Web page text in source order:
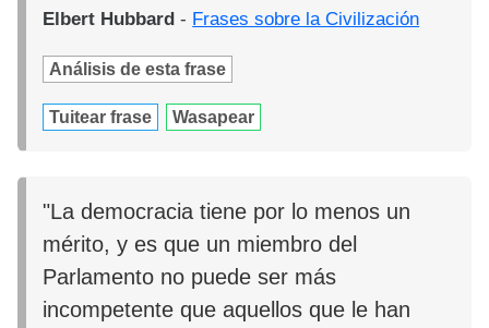
Elbert Hubbard - Frases sobre la Civilización
Análisis de esta frase
Tuitear frase Wasapear
"La democracia tiene por lo menos un
mérito, y es que un miembro del
Parlamento no puede ser más
incompetente que aquellos que le han